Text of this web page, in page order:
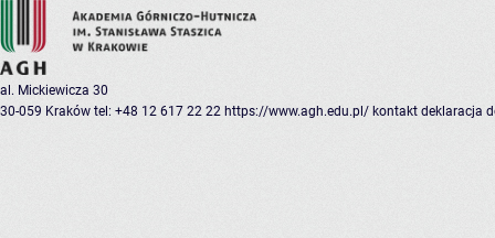
al. Mickiewicza 30
30-059 Kraków tel: +48 12 617 22 22 https://www.agh.edu.pl/ kontakt deklaracja